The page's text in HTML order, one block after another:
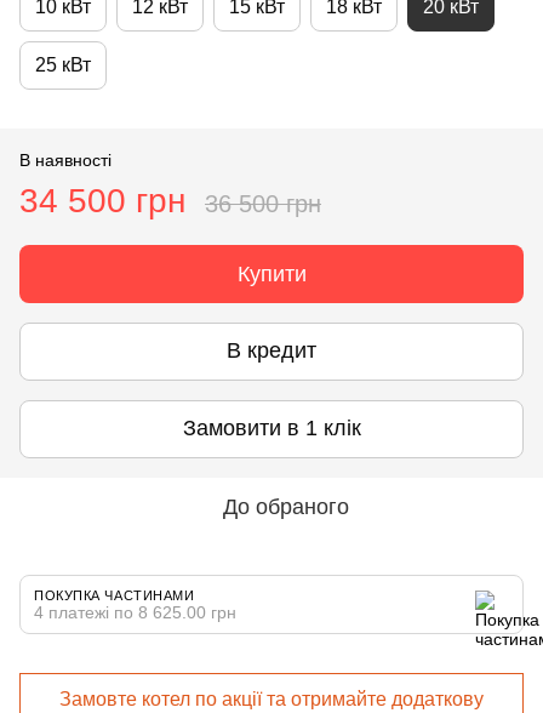
10 кВт 12 кВт 15 кВт 18 кВт 20 кВт
25 кВт
В наявності
34 500 грн 36 500 грн
Купити
В кредит
Замовити в 1 клік
До обраного
ПОКУПКА ЧАСТИНАМИ
4 платежі по 8 625.00 грн
Замовте котел по акції та отримайте додаткову